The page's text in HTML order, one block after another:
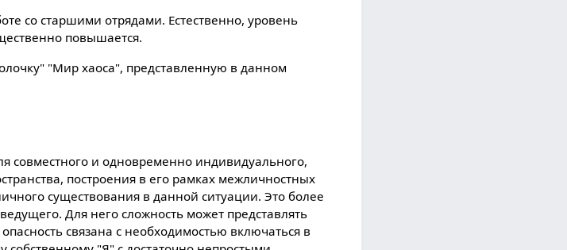
со старшими отрядами. Естественно, уровень
повышается.
"Мир хаоса", представленную в данном
совместного и одновременно индивидуального,
построения в его рамках межличностных
существования в данной ситуации. Это более
Для него сложность может представлять
связана с необходимостью включаться в